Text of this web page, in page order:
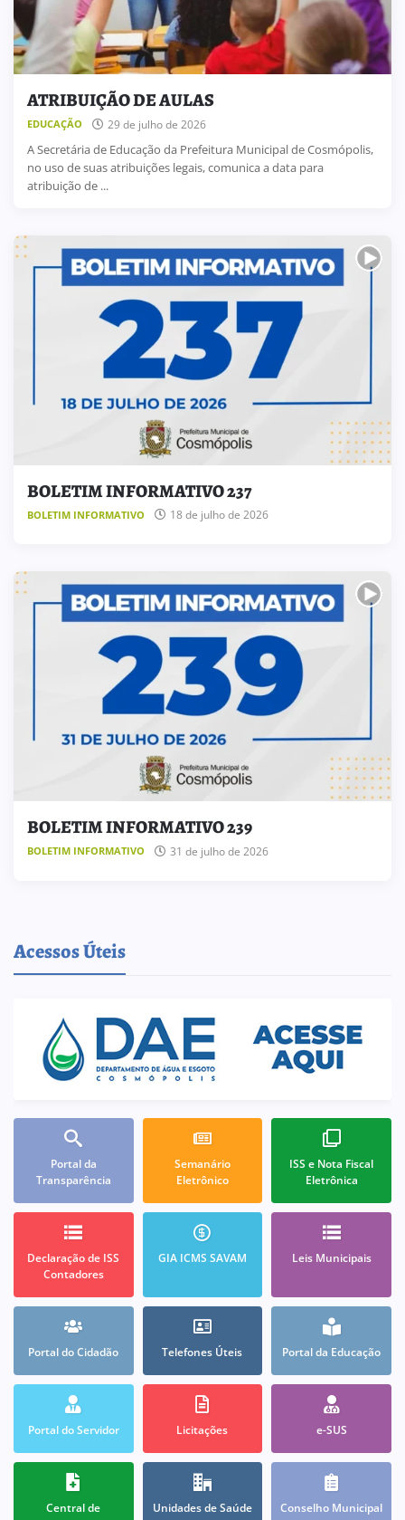
ATRIBUIÇÃO DE AULAS
EDUCAÇÃO 29 de julho de 2026
A Secretária de Educação da Prefeitura Municipal de Cosmópolis,
no uso de suas atribuições legais, comunica a data para
atribuição de ...
BOLETIM INFORMATIVO 237
BOLETIM INFORMATIVO 18 de julho de 2026
BOLETIM INFORMATIVO 239
BOLETIM INFORMATIVO 31 de julho de 2026
Acessos Úteis
Portal da
Transparência
Semanário
Eletrônico
ISS e Nota Fiscal
Eletrônica
Declaração de ISS
Contadores
GIA ICMS SAVAM Leis Municipais
Portal do Cidadão Telefones Úteis Portal da Educação
Portal do Servidor Licitações e-SUS
Central de
Unidades de Saúde
Conselho Municipal